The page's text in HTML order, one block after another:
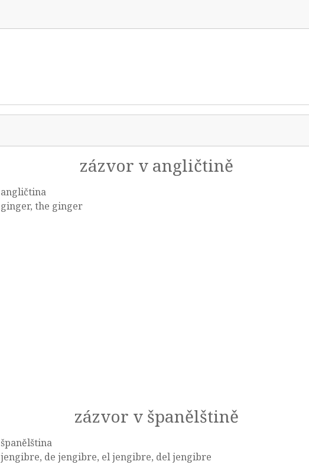
zázvor v angličtině
angličtina
ginger, the ginger
zázvor v španělštině
španělština
jengibre, de jengibre, el jengibre, del jengibre